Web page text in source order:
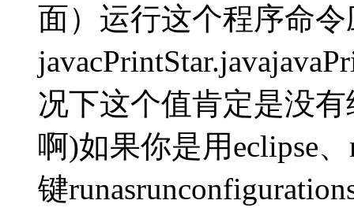
面）运行这个程序命
况下这个值肯定是没
啊)如果你是用eclipse
键